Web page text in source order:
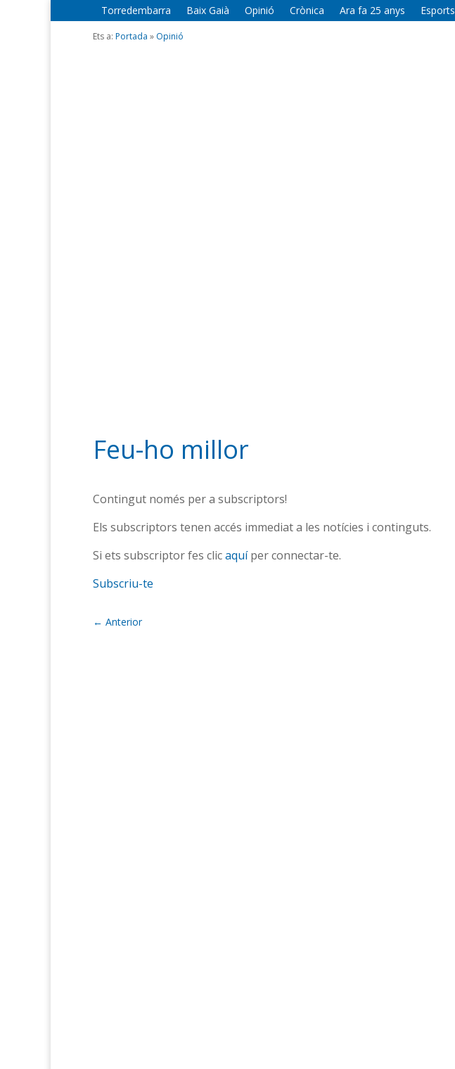
Torredembarra Baix Gaià Opinió Crònica Ara fa 25 anys Esports
Ets a: Portada » Opinió
Feu-ho millor
Contingut només per a subscriptors!
Els subscriptors tenen accés immediat a les notícies i continguts.
Si ets subscriptor fes clicaquíper connectar-te.
Subscriu-te
← Anterior